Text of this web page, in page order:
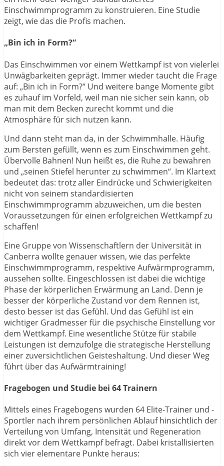
Einschwimmprogramm zu konstruieren. Eine Studie
zeigt, wie das die Profis machen.
„Bin ich in Form?“
Das Einschwimmen vor einem Wettkampf ist von vielerlei
Unwägbarkeiten geprägt. Immer wieder taucht die Frage
auf: „Bin ich in Form?“ Und weitere bange Momente gibt
es zuhauf im Vorfeld, weil man nie sicher sein kann, ob
man mit dem Becken zurecht kommt und die
Atmosphäre für sich nutzen kann.
Und dann steht man da, in der Schwimmhalle. Häufig
zum Bersten gefüllt, wenn es zum Einschwimmen geht.
Übervolle Bahnen! Nun heißt es, die Ruhe zu bewahren
und „seinen Stiefel herunter zu schwimmen“. Im Klartext
bedeutet das: trotz aller Eindrücke und Schwierigkeiten
nicht von seinem standardisierten
Einschwimmprogramm abzuweichen, um die besten
Voraussetzungen für einen erfolgreichen Wettkampf zu
schaffen!
Eine Gruppe von Wissenschaftlern der Universität in
Canberra wollte genauer wissen, wie das perfekte
Einschwimmprogramm, respektive Aufwärmprogramm,
aussehen sollte. Eingeschlossen ist dabei die wichtige
Phase der körperlichen Erwärmung an Land. Denn je
besser der körperliche Zustand vor dem Rennen ist,
desto besser ist das Gefühl. Und das Gefühl ist ein
wichtiger Gradmesser für die psychische Einstellung vor
dem Wettkampf. Eine wesentliche Stütze für stabile
Leistungen ist demzufolge die strategische Herstellung
einer zuversichtlichen Geisteshaltung. Und dieser Weg
führt über das Aufwärmtraining!
Fragebogen und Studie bei 64 Trainern
Mittels eines Fragebogens wurden 64 Elite-Trainer und -
Sportler nach ihrem persönlichen Ablauf hinsichtlich der
Verteilung von Umfang, Intensität und Regeneration
direkt vor dem Wettkampf befragt. Dabei kristallisierten
sich vier elementare Punkte heraus: